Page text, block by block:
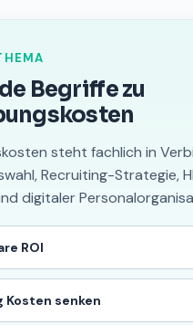
Begriffe zu
steht fachlich in
Recruiting-Strategie,
digitaler
ROI
Kosten senken